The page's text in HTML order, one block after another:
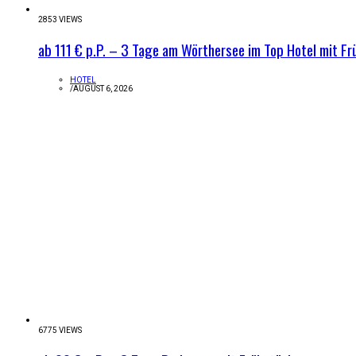
2853 VIEWS
ab 111 € p.P. – 3 Tage am Wörthersee im Top Hotel mit
HOTEL
/AUGUST 6, 2026
6775 VIEWS